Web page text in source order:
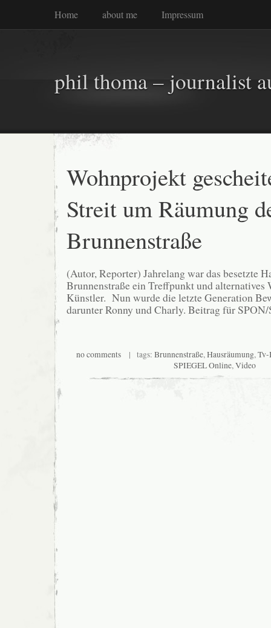
Home about me Impressum
phil thoma – journalist
Wohnprojekt
Streit um Räumung
Brunnenstraße
(Autor, Reporter) Jahrelang war das besetzte
Brunnenstraße ein Treffpunkt und
Künstler. Nun wurde die letzte Generation
darunter Ronny und Charly. Beitrag für
no comments| tags: Brunnenstraße, Hausräumung, Tv-
SPIEGEL Online, Video